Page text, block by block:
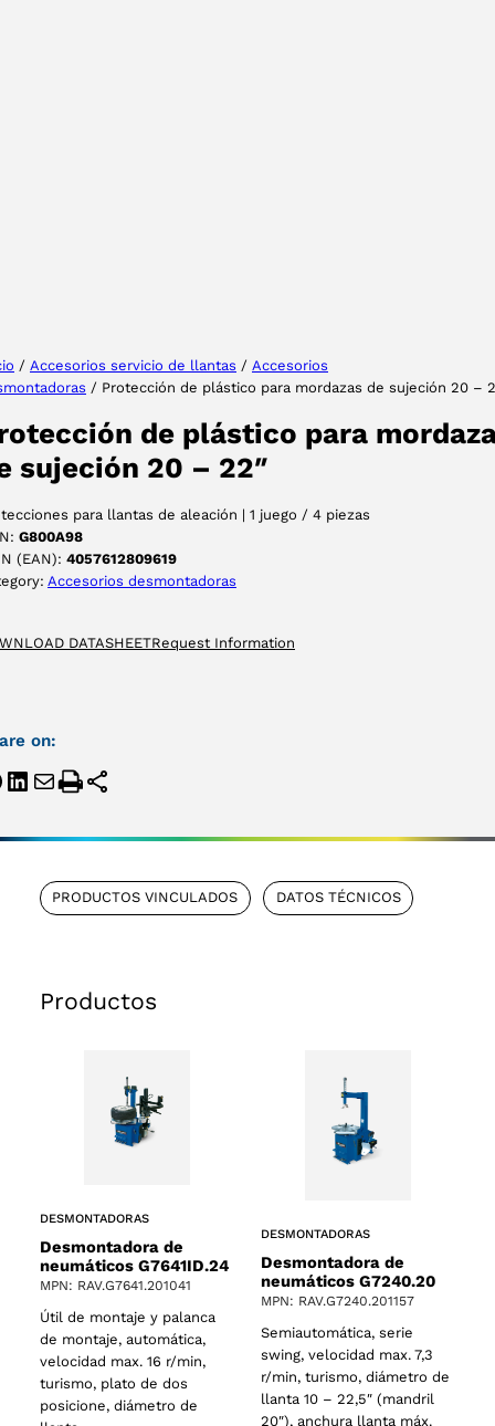
/ Accesorios servicio de llantas / Accesorios
/ Protección de plástico para mordazas de sujeción 20 –
de plástico para
sujeción 20 – 22″
para llantas de aleación | 1 juego / 4 piezas
G800A98
(EAN): 4057612809619
Accesorios desmontadoras
DATASHEETRequest Information
on:
PRODUCTOS VINCULADOS DATOS TÉCNICOS
Productos
DESMONTADORAS
Desmontadora de
neumáticos G7641ID.24
MPN: RAV.G7641.201041
Útil de montaje y palanca
de montaje, automática,
velocidad max. 16 r/min,
turismo, plato de dos
posicione, diámetro de
DESMONTADORAS
Desmontadora de
neumáticos G7240.20
MPN: RAV.G7240.201157
Semiautomática, serie
swing, velocidad max. 7,3
r/min, turismo, diámetro de
llanta 10 – 22,5″ (mandril
20″), anchura llanta máx.
ACEPTAR